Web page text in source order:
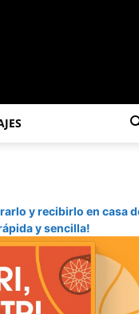
y recibirlo en casa
y sencilla!